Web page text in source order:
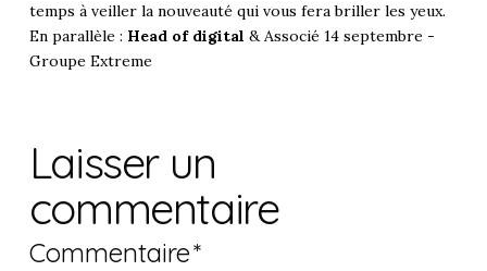
temps à veiller la nouveauté qui vous fera briller les yeux.
En parallèle : Head of digital & Associé 14 septembre -
Groupe Extreme
Laisser un
commentaire
Commentaire*